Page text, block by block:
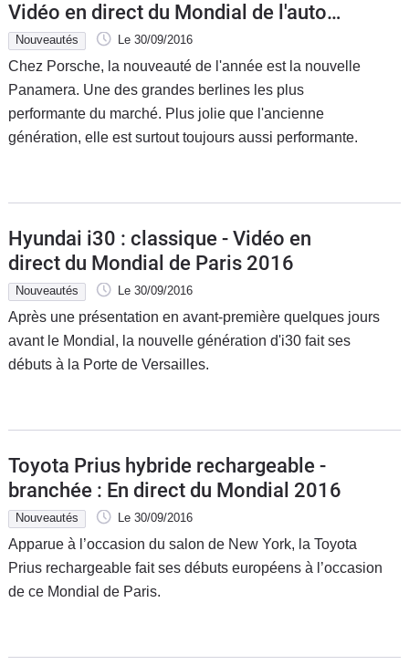
Vidéo en direct du Mondial de l'auto
2016
Nouveautés Le 30/09/2016
Chez Porsche, la nouveauté de l'année est la nouvelle
Panamera. Une des grandes berlines les plus
performante du marché. Plus jolie que l'ancienne
génération, elle est surtout toujours aussi performante.
Hyundai i30 : classique - Vidéo en
direct du Mondial de Paris 2016
Nouveautés Le 30/09/2016
Après une présentation en avant-première quelques jours
avant le Mondial, la nouvelle génération d'i30 fait ses
débuts à la Porte de Versailles.
Toyota Prius hybride rechargeable -
branchée : En direct du Mondial 2016
Nouveautés Le 30/09/2016
Apparue à l’occasion du salon de New York, la Toyota
Prius rechargeable fait ses débuts européens à l’occasion
de ce Mondial de Paris.